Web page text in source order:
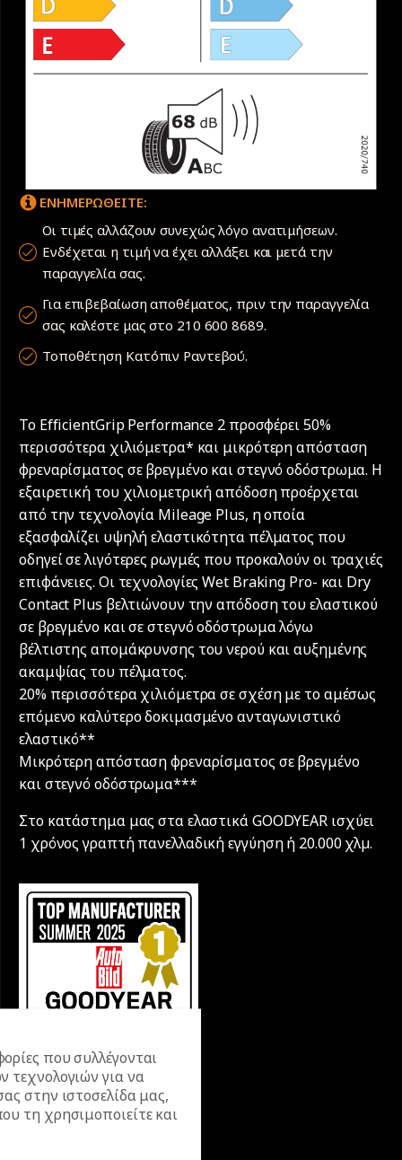
ΕΝΗΜΕΡΩΘΕΙΤΕ:
Οι τιμές αλλάζουν συνεχώς λόγο ανατιμήσεων.
Ενδέχεται η τιμή να έχει αλλάξει και μετά την
παραγγελία σας.
Για επιβεβαίωση αποθέματος, πριν την παραγγελία
σας καλέστε μας στο 210 600 8689.
Τοποθέτηση Κατόπιν Ραντεβού.
Το EfficientGrip Performance 2 προσφέρει 50%
περισσότερα χιλιόμετρα* και μικρότερη απόσταση
φρεναρίσματος σε βρεγμένο και στεγνό οδόστρωμα. Η
εξαιρετική του χιλιομετρική απόδοση προέρχεται
από την τεχνολογία Mileage Plus, η οποία
εξασφαλίζει υψηλή ελαστικότητα πέλματος που
οδηγεί σε λιγότερες ρωγμές που προκαλούν οι τραχιές
επιφάνειες. Οι τεχνολογίες Wet Braking Pro- και Dry
Contact Plus βελτιώνουν την απόδοση του ελαστικού
σε βρεγμένο και σε στεγνό οδόστρωμα λόγω
βέλτιστης απομάκρυνσης του νερού και αυξημένης
ακαμψίας του πέλματος.
20% περισσότερα χιλιόμετρα σε σχέση με το αμέσως
επόμενο καλύτερο δοκιμασμένο ανταγωνιστικό
ελαστικό**
Μικρότερη απόσταση φρεναρίσματος σε βρεγμένο
και στεγνό οδόστρωμα***
Στο κατάστημα μας στα ελαστικά GOODYEAR ισχύει
1 χρόνος γραπτή πανελλαδική εγγύηση ή 20.000 χλµ.
που συλλέγονται
τεχνολογιών για να
στην ιστοσελίδα μας,
τη χρησιμοποιείτε και